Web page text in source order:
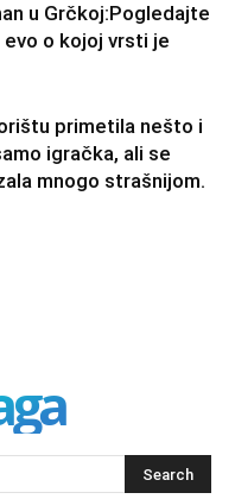
u Grčkoj:Pogledajte
o kojoj vrsti je
primetila nešto i
igračka, ali se
mnogo strašnijom.